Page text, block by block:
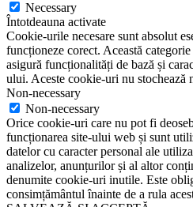
Necessary
Întotdeauna activate
Cookie-urile necesare sunt absolut
funcționeze corect. Această
asigură funcționalități de bază și
ului. Aceste cookie-uri nu stochează
Non-necessary
Non-necessary
Orice cookie-uri care nu pot fi
funcționarea site-ului web și sunt
datelor cu caracter personal ale
analizelor, anunțurilor și al altor
denumite cookie-uri inutile. Este
consimțământul înainte de a rula